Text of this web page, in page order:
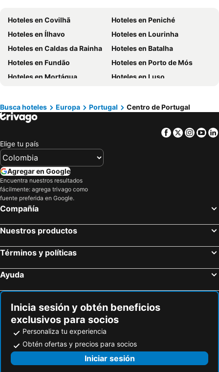
Hoteles en Risaralda
Hoteles en EE. UU.
Hoteles en Quindío
Hoteles en Argentina
Hoteles en Jamaica
Hoteles en Amazonas
Hoteles en Bahamas
Hoteles en España
Hoteles en Florida
Hoteles en Eje Cafetero
Hoteles en Covilhã
Hoteles en Peniché
Hoteles en Ílhavo
Hoteles en Lourinha
Hoteles en Caldas da Rainha
Hoteles en Batalha
Hoteles en Fundão
Hoteles en Porto de Mós
Hoteles en Mortágua
Hoteles en Luso
Hoteles en Foz do Arelho
Hoteles en Oliveira de Azeméis
Hoteles en Arouca
Hoteles en Marinha Grande
Hoteles en Ovar
Hoteles en Mira
Hoteles en Mêda
Hoteles en Santa Maria da Feira
Hoteles en Abrantes
Hoteles en Alcobaça
Hoteles en Lousã
Hoteles en Constancia
Hoteles en Vila Nova da Barquinha
Hoteles en Torres Novas
Hoteles en Curia
Busca hoteles Europa Portugal Centro de Portugal
Facebook
Twitter
Elige tu país
Agregar en Google
Encuentra nuestros resultados
fácilmente: agrega trivago como
fuente preferida en Google.
Compañía
Nuestros productos
Términos y políticas
Ayuda
Inicia sesión y obtén beneficios
exclusivos para socios
Personaliza tu experiencia
Obtén ofertas y precios para socios
Iniciar sesión